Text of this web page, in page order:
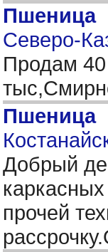
Пшеница
Северо-
Продам 40
Пшеница
Добрый
прочей